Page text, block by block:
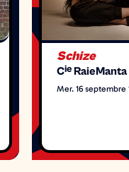
Schize
CieRaieManta
Mer. 16 septembre